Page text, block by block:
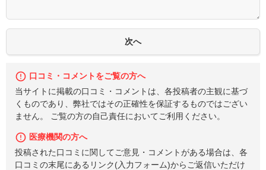
口コミ・コメントをご覧の方へ
当サイトに掲載の口コミ・コメントは、各投稿者の主観に基づ
くものであり、弊社ではその正確性を保証するものではござい
ません。 ご覧の方の自己責任においてご利用ください。
医療機関の方へ
投稿された口コミに関してご意見・コメントがある場合は、各
口コミの末尾にあるリンク(入力フォーム)からご返信いただけ